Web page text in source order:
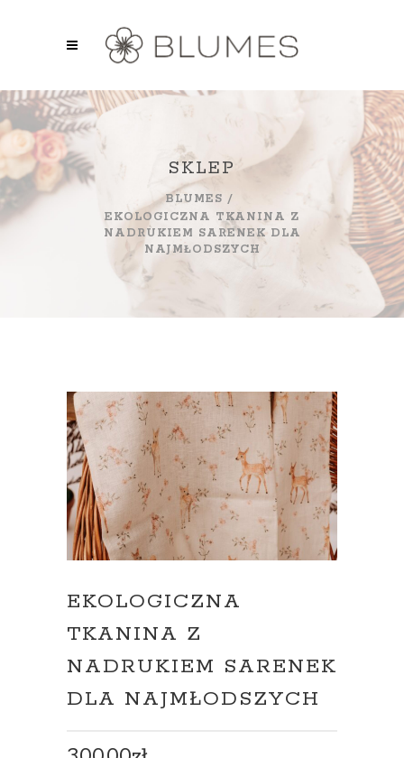
SKLEP
BLUMES /
EKOLOGICZNA TKANINA Z
NADRUKIEM SARENEK DLA
NAJMŁODSZYCH
EKOLOGICZNA
TKANINA Z
NADRUKIEM SARENEK
DLA NAJMŁODSZYCH